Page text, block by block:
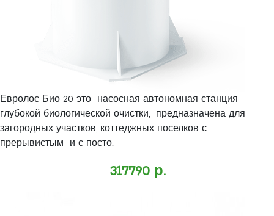
Евролос Био 20 это насосная автономная станция
глубокой биологической очистки, предназначена для
загородных участков, коттеджных поселков с
прерывистым и с посто..
317790 р.